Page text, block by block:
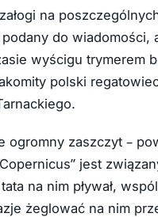
załogi na
do wiadomości,
wyścigu trymerem
polski
ogromny zaszczyt –
jest
na nim pływał,
żeglować na nim